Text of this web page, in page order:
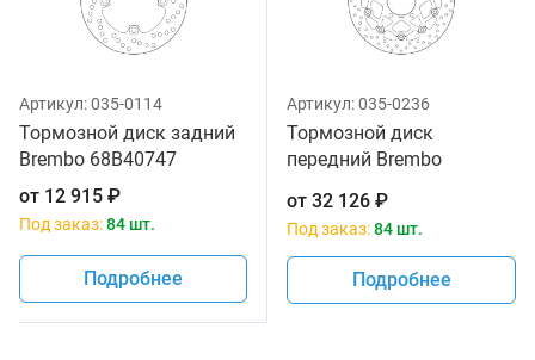
Артикул:035-0114
Тормозной диск задний
Brembo 68B40747
от 12 915 ₽
Под заказ:84 шт.
Подробнее
Артикул:035-0236
Тормозной диск
передний Brembo
от 32 126 ₽
Под заказ:84 шт.
Подробнее